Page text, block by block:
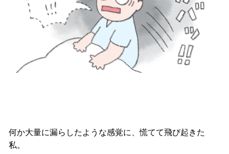
何か大量に漏らしたような感覚に、慌てて飛び起きた
私。